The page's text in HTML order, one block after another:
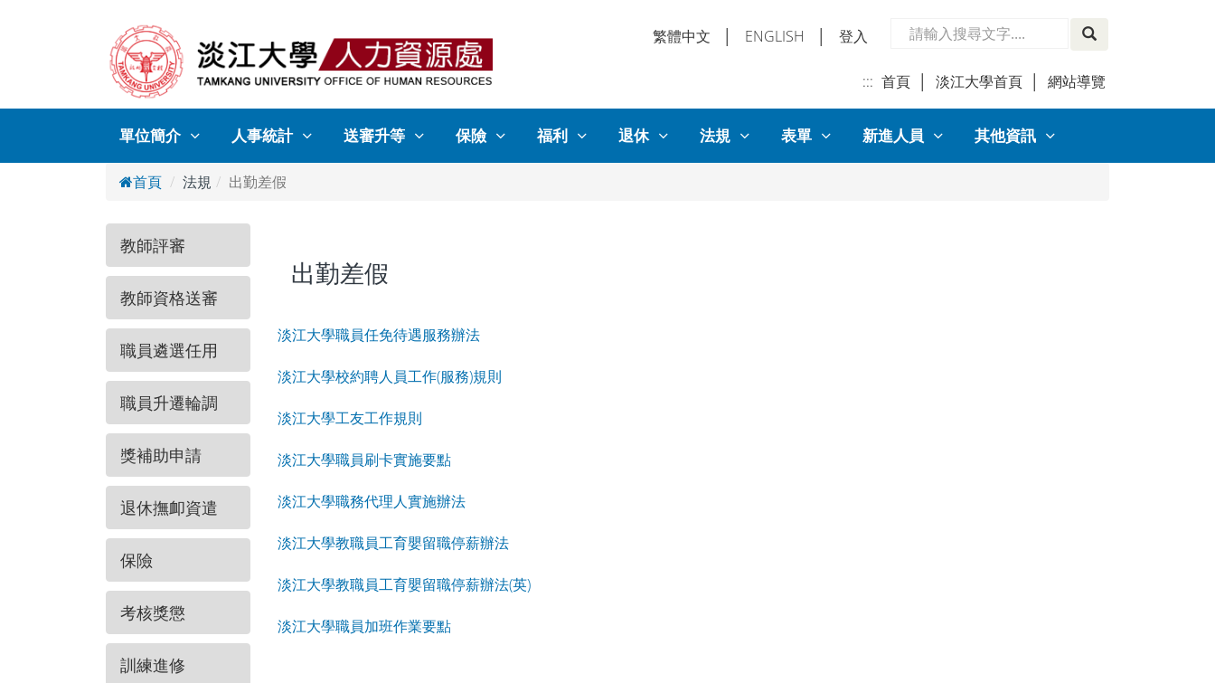
繁體中文 ENGLISH 登入
::: 首頁 淡江大學首頁 網站導覽
單位簡介 人事統計 送審升等 保險 福利 退休 法規 表單 新進人員 其他資訊
首頁 法規 出勤差假
教師評審
教師資格送審
職員遴選任用
職員升遷輪調
獎補助申請
退休撫卹資遣
保險
考核獎懲
訓練進修
出勤差假
淡江大學職員任免待遇服務辦法
淡江大學校約聘人員工作(服務)規則
淡江大學工友工作規則
淡江大學職員刷卡實施要點
淡江大學職務代理人實施辦法
淡江大學教職員工育嬰留職停薪辦法
淡江大學教職員工育嬰留職停薪辦法(英)
淡江大學職員加班作業要點